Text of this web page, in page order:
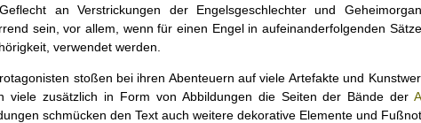
an Verstrickungen der Engelsgeschlechter und
sein, vor allem, wenn für einen Engel in aufeinanderfolgenden
verwendet werden.
stoßen bei ihren Abenteuern auf viele Artefakte und
viele zusätzlich in Form von Abbildungen die Seiten der Bände der
schmücken den Text auch weitere dekorative Elemente und